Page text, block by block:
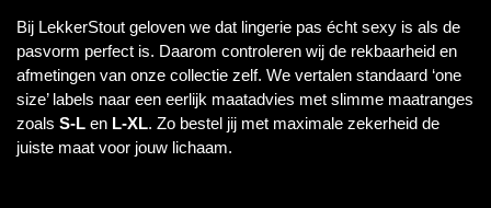
Bij LekkerStout geloven we dat lingerie pas écht sexy is als de
pasvorm perfect is. Daarom controleren wij de rekbaarheid en
afmetingen van onze collectie zelf. We vertalen standaard ‘one
size’ labels naar een eerlijk maatadvies met slimme maatranges
zoals S-L en L-XL. Zo bestel jij met maximale zekerheid de
juiste maat voor jouw lichaam.